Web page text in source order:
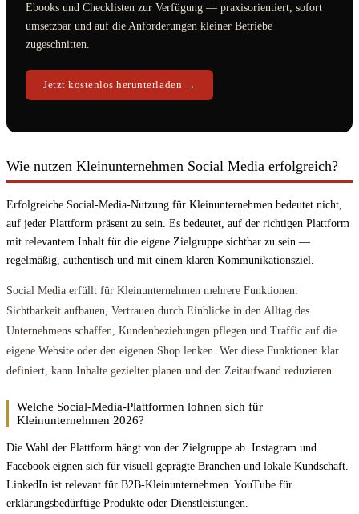
Ebooks und Checklisten zur Verfügung — praxisorientiert, sofort
umsetzbar und auf die Anforderungen kleiner Betriebe
zugeschnitten.
Jetzt kostenlos herunterladen →
Wie nutzen Kleinunternehmen Social Media erfolgreich?
Erfolgreiche Social-Media-Nutzung für Kleinunternehmen bedeutet nicht,
auf jeder Plattform präsent zu sein. Es bedeutet, auf der richtigen Plattform
mit relevantem Inhalt für die eigene Zielgruppe sichtbar zu sein —
regelmäßig, authentisch und mit einem klaren Kommunikationsziel.
Social Media erfüllt für Kleinunternehmen mehrere Funktionen:
Sichtbarkeit aufbauen, Vertrauen durch Einblicke in den Alltag des
Unternehmens schaffen, Kundenbeziehungen pflegen und Traffic auf die
eigene Website oder den eigenen Shop lenken. Wer diese Funktionen klar
definiert, kann Inhalte gezielter planen und den Zeitaufwand reduzieren.
Welche Social-Media-Plattformen lohnen sich für
Kleinunternehmen 2026?
Die Wahl der Plattform hängt von der Zielgruppe ab. Instagram und
Facebook eignen sich für visuell geprägte Branchen und lokale Kundschaft.
LinkedIn ist relevant für B2B-Kleinunternehmen. YouTube für
erklärungsbedürftige Produkte oder Dienstleistungen.